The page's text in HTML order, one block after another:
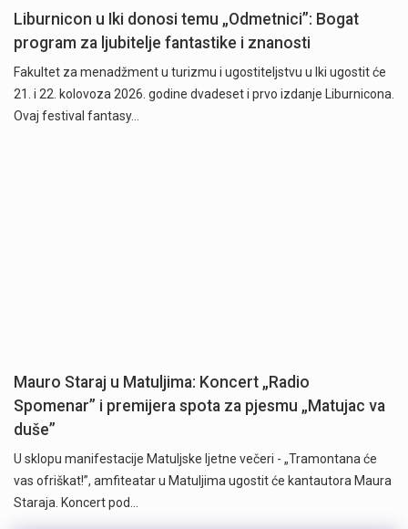
Liburnicon u Iki donosi temu „Odmetnici”: Bogat
program za ljubitelje fantastike i znanosti
Fakultet za menadžment u turizmu i ugostiteljstvu u Iki ugostit će
21. i 22. kolovoza 2026. godine dvadeset i prvo izdanje Liburnicona.
Ovaj festival fantasy…
Mauro Staraj u Matuljima: Koncert „Radio
Spomenar” i premijera spota za pjesmu „Matujac va
duše”
U sklopu manifestacije Matuljske ljetne večeri - „Tramontana će
vas ofriškat!”, amfiteatar u Matuljima ugostit će kantautora Maura
Staraja. Koncert pod…